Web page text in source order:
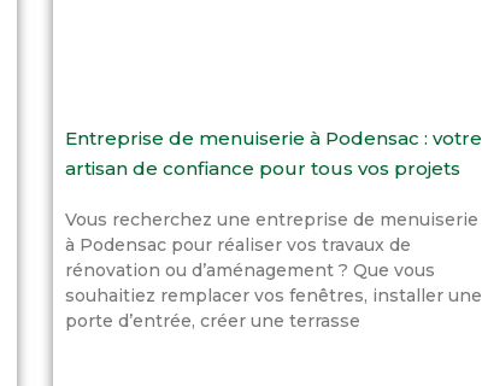
Entreprise de menuiserie à Podensac : votre
artisan de confiance pour tous vos projets
Vous recherchez une entreprise de menuiserie
à Podensac pour réaliser vos travaux de
rénovation ou d’aménagement ? Que vous
souhaitiez remplacer vos fenêtres, installer une
porte d’entrée, créer une terrasse